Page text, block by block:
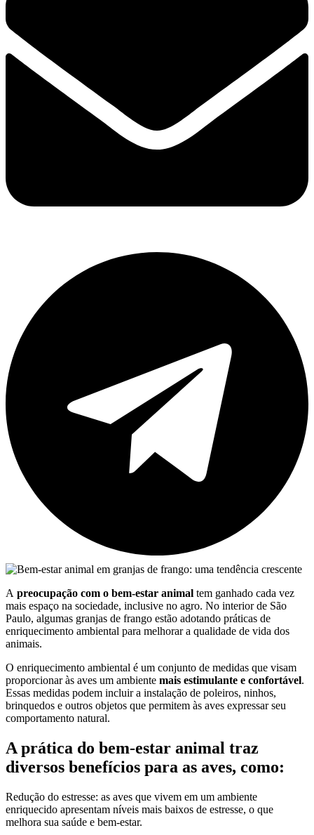
A preocupação com o bem-estar animal tem ganhado cada vez
mais espaço na sociedade, inclusive no agro. No interior de São
Paulo, algumas granjas de frango estão adotando práticas de
enriquecimento ambiental para melhorar a qualidade de vida dos
animais.
O enriquecimento ambiental é um conjunto de medidas que visam
proporcionar às aves um ambiente mais estimulante e confortável.
Essas medidas podem incluir a instalação de poleiros, ninhos,
brinquedos e outros objetos que permitem às aves expressar seu
comportamento natural.
A prática do bem-estar animal traz
diversos benefícios para as aves, como:
Redução do estresse: as aves que vivem em um ambiente
enriquecido apresentam níveis mais baixos de estresse, o que
melhora sua saúde e bem-estar.